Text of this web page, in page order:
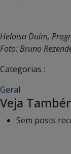
Heloisa Duim,
Foto: Bruno
Categorias :
Geral
Veja
Sem posts